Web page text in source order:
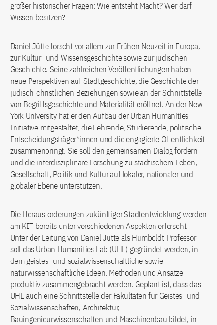
großer historischer Fragen: Wie entsteht Macht? Wer darf
Wissen besitzen?
Daniel Jütte forscht vor allem zur Frühen Neuzeit in Europa,
zur Kultur- und Wissensgeschichte sowie zur jüdischen
Geschichte. Seine zahlreichen Veröffentlichungen haben
neue Perspektiven auf Stadtgeschichte, die Geschichte der
jüdisch-christlichen Beziehungen sowie an der Schnittstelle
von Begriffsgeschichte und Materialität eröffnet. An der New
York University hat er den Aufbau der Urban Humanities
Initiative mitgestaltet, die Lehrende, Studierende, politische
Entscheidungsträger*innen und die engagierte Öffentlichkeit
zusammenbringt. Sie soll den gemeinsamen Dialog fördern
und die interdisziplinäre Forschung zu städtischem Leben,
Gesellschaft, Politik und Kultur auf lokaler, nationaler und
globaler Ebene unterstützen.
Die Herausforderungen zukünftiger Stadtentwicklung werden
am KIT bereits unter verschiedenen Aspekten erforscht.
Unter der Leitung von Daniel Jütte als Humboldt-Professor
soll das Urban Humanities Lab (UHL) gegründet werden, in
dem geistes- und sozialwissenschaftliche sowie
naturwissenschaftliche Ideen, Methoden und Ansätze
produktiv zusammengebracht werden. Geplant ist, dass das
UHL auch eine Schnittstelle der Fakultäten für Geistes- und
Sozialwissenschaften, Architektur,
Bauingenieurwissenschaften und Maschinenbau bildet, in